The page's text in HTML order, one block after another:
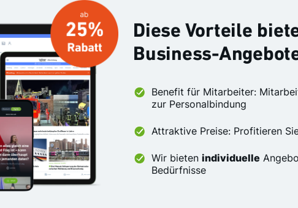
Diese Vorteile
Business-
Benefit für Mitarbeiter:
zur Personalbindung
Attraktive Preise: Profitieren
Wir bieten individuelle
Bedürfnisse